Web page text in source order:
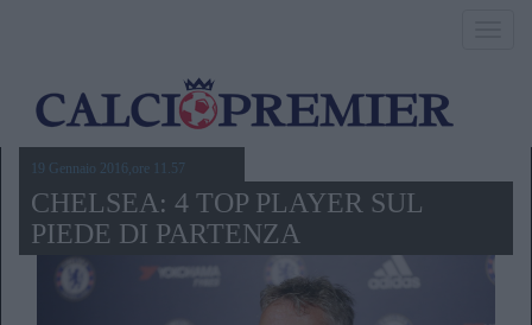
19 Gennaio 2016,ore 11.57
CHELSEA: 4 TOP PLAYER SUL
PIEDE DI PARTENZA